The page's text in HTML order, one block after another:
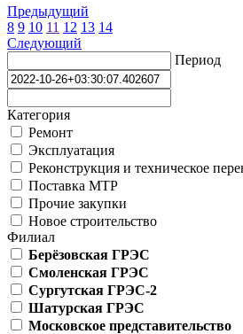
Предыдущий
8 9 10 11 12 13 14
Следующий
Период
Категория
Ремонт
Эксплуатация
Реконструкция и техническое
Поставка МТР
Прочие закупки
Новое строительство
Филиал
Берёзовская ГРЭС
Смоленская ГРЭС
Сургутская ГРЭС-2
Шатурская ГРЭС
Московское представительство